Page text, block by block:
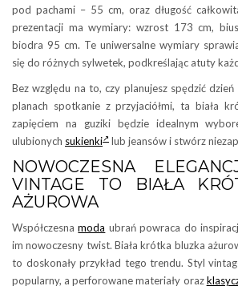
pod pachami – 55 cm, oraz długość
prezentacji ma wymiary: wzrost 173 cm,
biodra 95 cm. Te uniwersalne wymiary
się do różnych sylwetek, podkreślając atuty
Bez względu na to, czy planujesz spędzić
planach spotkanie z przyjaciółmi, ta biała
zapięciem na guziki będzie idealnym
ulubionych sukienki lub jeansów i stwórz
NOWOCZESNA
VINTAGE TO BIAŁA
AŻUROWA
Współczesnamoda ubrań powraca do
im nowoczesny twist. Biała krótka bluzka
to doskonały przykład tego trendu. Styl
popularny, a perforowane materiały oraz